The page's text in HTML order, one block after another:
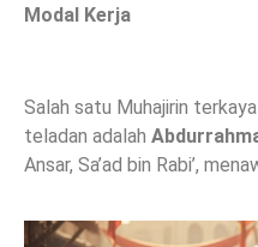
Modal Kerja
Salah satu Muhajirin
teladan adalah
Ansar, Sa’ad bin Rabi’,